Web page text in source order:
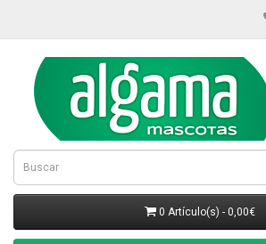
0 Artículo(s) - 0,00€